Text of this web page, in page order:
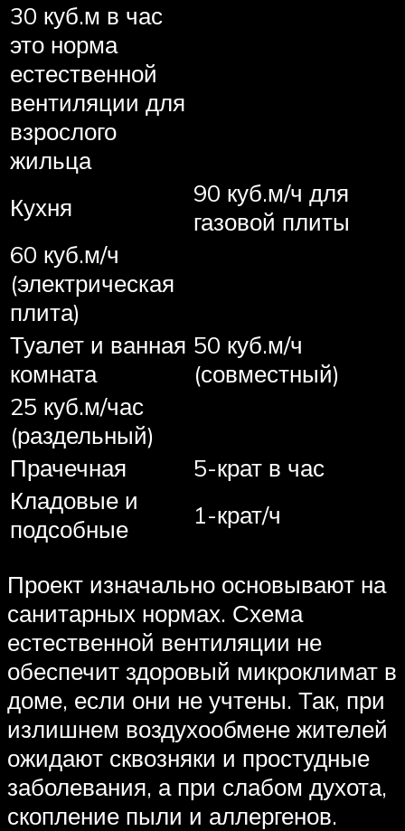
30 куб.м в час
это норма
естественной
вентиляции для
взрослого
жильца
Кухня
90 куб.м/ч для
газовой плиты
60 куб.м/ч
(электрическая
плита)
Туалет и ванная
комната
50 куб.м/ч
(совместный)
25 куб.м/час
(раздельный)
Прачечная
5-крат в час
Кладовые и
подсобные
1-крат/ч
Проект изначально основывают на
санитарных нормах. Схема
естественной вентиляции не
обеспечит здоровый микроклимат в
доме, если они не учтены. Так, при
излишнем воздухообмене жителей
ожидают сквозняки и простудные
заболевания, а при слабом духота,
скопление пыли и аллергенов.